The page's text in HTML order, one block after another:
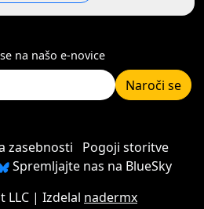
na našo e-novice
Naroči se
zasebnosti
Pogoji storitve
Spremljajte nas na BlueSky
LLC | Izdelal nadermx